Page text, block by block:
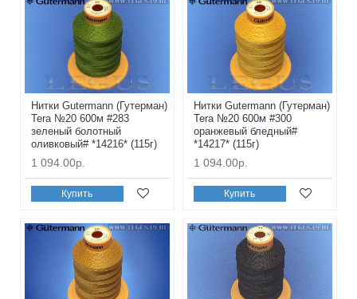
Нитки Gutermann (Гутерман)
Tera №20 600м #283
зеленый болотный
оливковый# *14216* (115г)
1 094.00р.
Купить
Нитки Gutermann (Гутерман)
Tera №20 600м #300
оранжевый бледный#
*14217* (115г)
1 094.00р.
Купить